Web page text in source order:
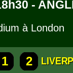
-
à
1 2